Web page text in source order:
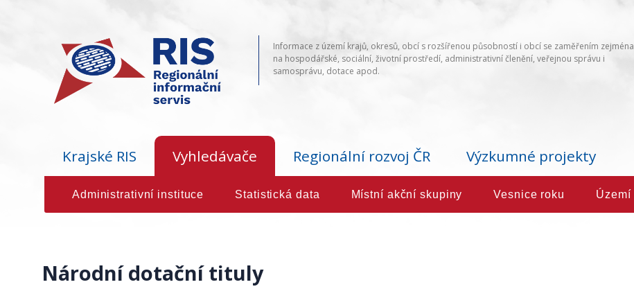
Informace z území krajů, okresů, obcí s rozšířenou působností i obcí se zaměřením zejména
na hospodářské, sociální, životní prostředí, administrativní členění, veřejnou správu i
samosprávu, dotace apod.
Krajské RIS Vyhledávače Regionální rozvoj ČR Výzkumné projekty
Administrativní instituce Statistická data Místní akční skupiny Vesnice roku Území
Národní dotační tituly